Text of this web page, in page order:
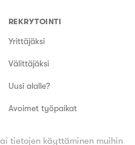
REKRYTOINTI
Yrittäjäksi
Välittäjäksi
Uusi alalle?
Avoimet työpaikat
tietojen käyttäminen muihin